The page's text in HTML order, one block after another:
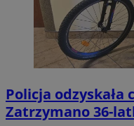
Policja
Zatrzymano 36-